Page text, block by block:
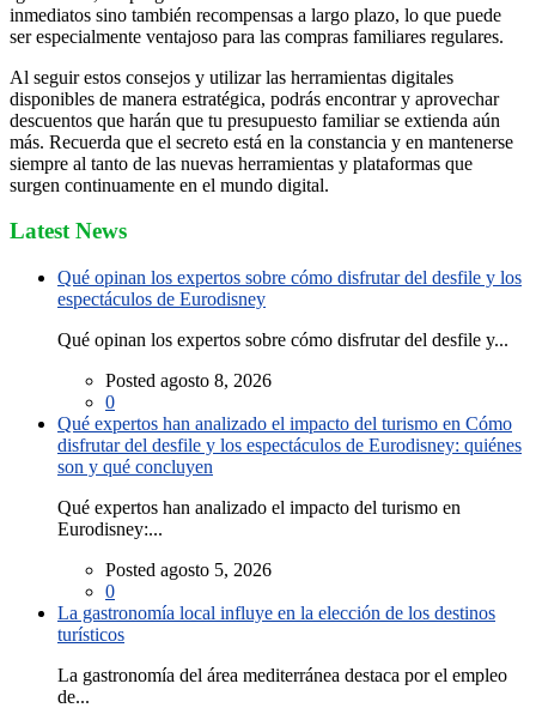
inmediatos sino también recompensas a largo plazo, lo que puede
ser especialmente ventajoso para las compras familiares regulares.
Al seguir estos consejos y utilizar las herramientas digitales
disponibles de manera estratégica, podrás encontrar y aprovechar
descuentos que harán que tu presupuesto familiar se extienda aún
más. Recuerda que el secreto está en la constancia y en mantenerse
siempre al tanto de las nuevas herramientas y plataformas que
surgen continuamente en el mundo digital.
Latest News
Qué opinan los expertos sobre cómo disfrutar del desfile y los
espectáculos de Eurodisney
Qué opinan los expertos sobre cómo disfrutar del desfile y...
Posted agosto 8, 2026
0
Qué expertos han analizado el impacto del turismo en Cómo
disfrutar del desfile y los espectáculos de Eurodisney: quiénes
son y qué concluyen
Qué expertos han analizado el impacto del turismo en
Eurodisney:...
Posted agosto 5, 2026
0
La gastronomía local influye en la elección de los destinos
turísticos
La gastronomía del área mediterránea destaca por el empleo
de...